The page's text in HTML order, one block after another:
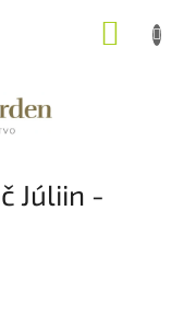
Júliin -